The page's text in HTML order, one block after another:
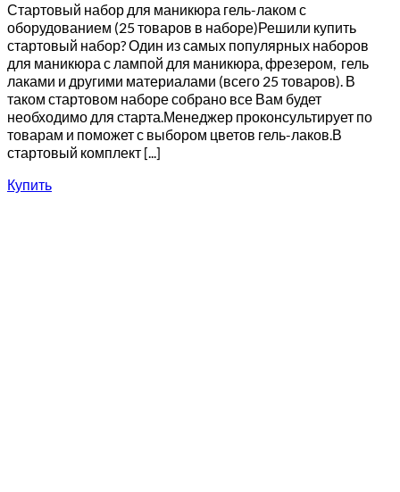
Стартовый набор для маникюра гель-лаком с
оборудованием (25 товаров в наборе)Решили купить
стартовый набор? Один из самых популярных наборов
для маникюра с лампой для маникюра, фрезером, гель
лаками и другими материалами (всего 25 товаров). В
таком стартовом наборе собрано все Вам будет
необходимо для старта.Менеджер проконсультирует по
товарам и поможет с выбором цветов гель-лаков.В
стартовый комплект [...]
Купить